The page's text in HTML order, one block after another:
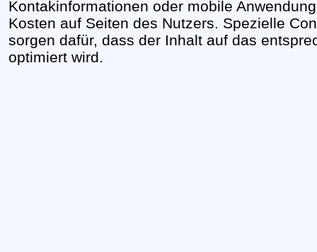
Kontakinformationen oder mobile
Kosten auf Seiten des Nutzers. Spezielle
sorgen dafür, dass der Inhalt auf das
optimiert wird.